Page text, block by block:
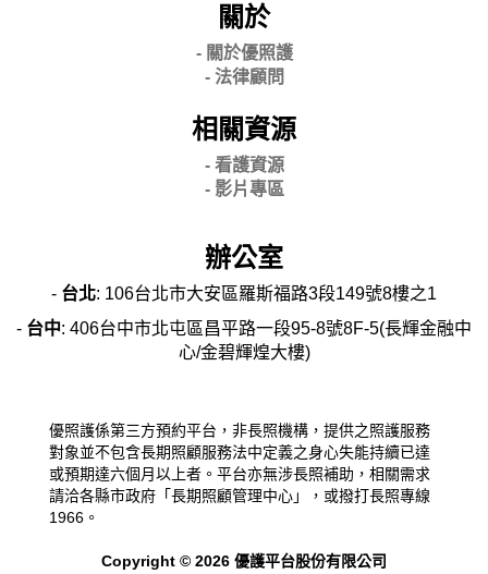
關於
- 關於優照護
- 法律顧問
相關資源
- 看護資源
- 影片專區
辦公室
- 台北: 106台北市大安區羅斯福路3段149號8樓之1
- 台中: 406台中市北屯區昌平路一段95-8號8F-5(長輝金融中
心/金碧輝煌大樓)
優照護係第三方預約平台，非長照機構，提供之照護服務
對象並不包含長期照顧服務法中定義之身心失能持續已達
或預期達六個月以上者。平台亦無涉長照補助，相關需求
請洽各縣市政府「長期照顧管理中心」，或撥打長照專線
1966。
Copyright © 2026 優護平台股份有限公司